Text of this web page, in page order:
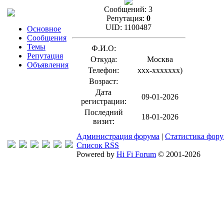
Основное
Сообщения
Темы
Репутация
Объявления
Сообщений: 3
Репутация: 0
UID: 1100487
Ф.И.О:
Откуда:
Москва
Телефон:
xxx-xxxxxxx)
Возраст:
Дата
регистрации:
09-01-2026
Последний
визит:
18-01-2026
Администрация форума | Статистика
Список RSS
Powered by Hi Fi Forum © 2001-2026